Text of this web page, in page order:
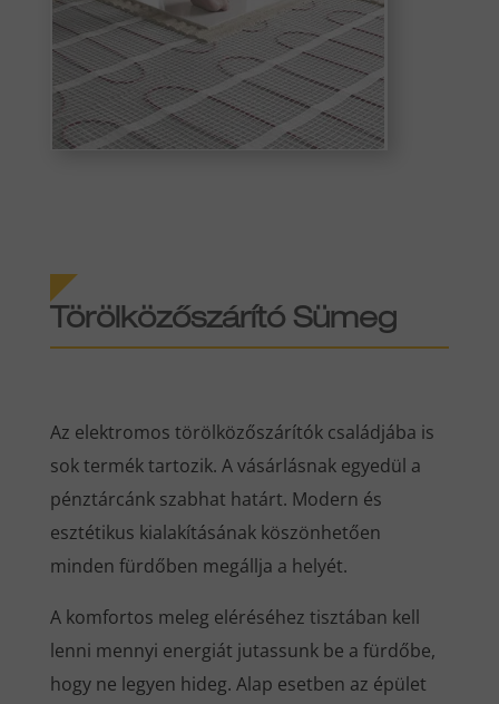
Törölközőszárító Sümeg
Az elektromos törölközőszárítók családjába is
sok termék tartozik. A vásárlásnak egyedül a
pénztárcánk szabhat határt. Modern és
esztétikus kialakításának köszönhetően
minden fürdőben megállja a helyét.
A komfortos meleg eléréséhez tisztában kell
lenni mennyi energiát jutassunk be a fürdőbe,
hogy ne legyen hideg. Alap esetben az épület